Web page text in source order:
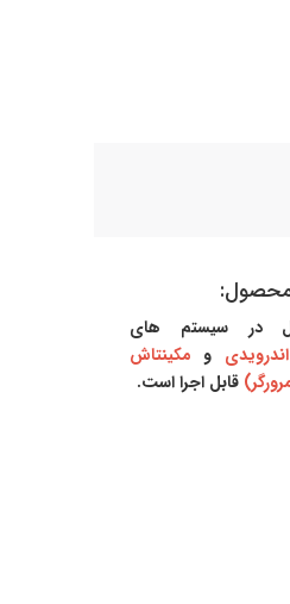
در سیستم های
اندرویدی و مکینتاش
قابل اجرا است.